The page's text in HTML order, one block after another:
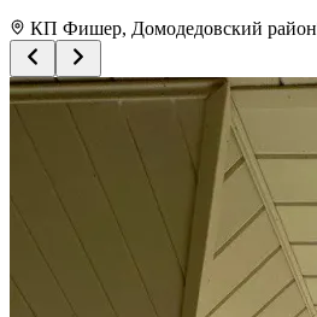
КП Фишер, Домодедовский район